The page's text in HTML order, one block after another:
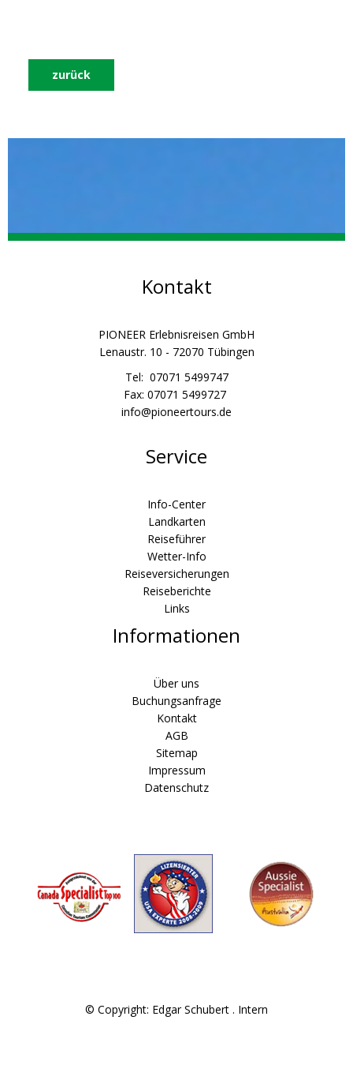
zurück
Kontakt
PIONEER Erlebnisreisen GmbH
Lenaustr. 10 - 72070 Tübingen
Tel: 07071 5499747
Fax: 07071 5499727
info@pioneertours.de
Service
Info-Center
Landkarten
Reiseführer
Wetter-Info
Reiseversicherungen
Reiseberichte
Links
Informationen
Über uns
Buchungsanfrage
Kontakt
AGB
Sitemap
Impressum
Datenschutz
© Copyright: Edgar Schubert . Intern